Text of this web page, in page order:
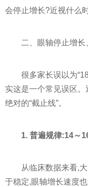
会停止增长?近视什么
二、眼轴停止增
很多家长误以为
实这是一个常见误区
绝对的“截止线”。
1. 普遍规律:14～
从临床数据来看,
于稳定,眼轴增长速度